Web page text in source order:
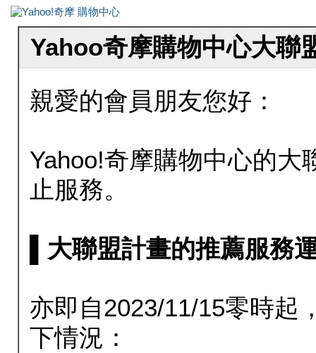
Yahoo奇摩購物中心大聯
親愛的會員朋友您好：
Yahoo!奇摩購物中心的大
止服務。
▌大聯盟計畫的推薦服務
亦即自2023/11/15零時起
下情況：